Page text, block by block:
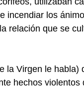
incendiar los
relación que se
la Virgen le habla)
hechos violentos